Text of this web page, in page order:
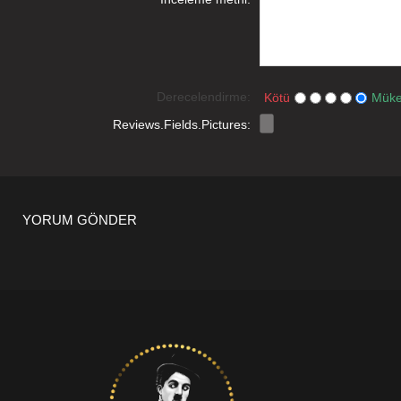
Derecelendirme: Kötü
Reviews.Fields.Pictures:
YORUM GÖNDER